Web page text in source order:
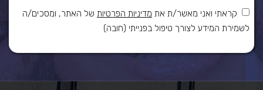
קראתי ואני מאשר/ת את מדיניות הפרטיות של האתר, ומסכים/ה
לשמירת המידע לצורך טיפול בפנייתי (חובה)